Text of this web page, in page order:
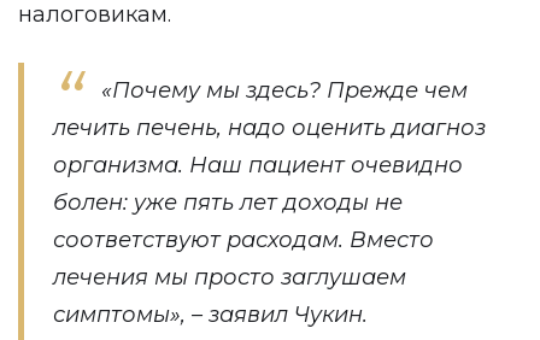
налоговикам.
«Почему мы здесь? Прежде чем
лечить печень, надо оценить диагноз
организма. Наш пациент очевидно
болен: уже пять лет доходы не
соответствуют расходам. Вместо
лечения мы просто заглушаем
симптомы», – заявил Чукин.